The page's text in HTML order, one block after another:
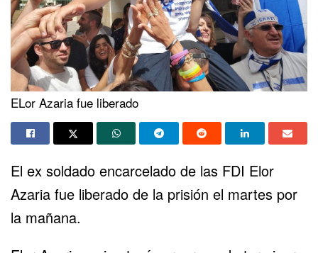
ELor Azaria fue liberado
El ex soldado encarcelado de las FDI Elor
Azaria fue liberado de la prisión el martes por
la mañana.